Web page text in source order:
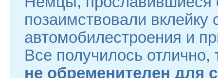
позаимствовали вклейку
автомобилестроения и
Все получилось отлично,
не обременителен для